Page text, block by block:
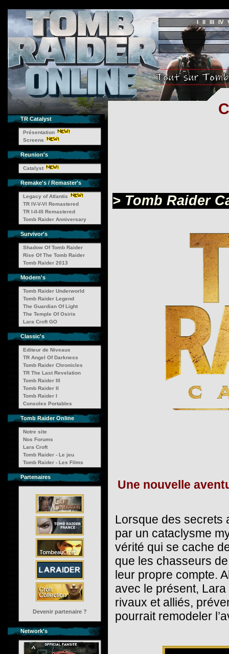
I II III IV
TR Catalyst
Présentation
Screens
Reunion's
Catalyst
Remake's / Remaster's
Legacy of Atlantis
TR IV-V-VI Remastered
TR I-II-III Remastered
Tomb Raider Anniversary
Survivor's
Shadow Of Tomb Raider
Rise Of The Tomb Raider
Tomb Raider 2013
Modern's
Tomb Raider Underworld
Tomb Raider Legend
The Guardian Of Light
The Temple Of Osiris
Lara Croft GO
Classic's
Editeur de Niveaux
TR Angel Of Darkness
Tomb Raider Chronicles
TR The Last Revelation
Tomb Raider III
Tomb Raider II
Tomb Raider I
Consoles Portables
Tomb Raider Online
Notre site
Nos Forums
Lara Croft
Tomb Raider - Le jeu
Tomb Raider - Les Films
Partenaires
Devenir partenaire ?
Network's
> Tomb Raider
Une nouvelle
Lorsque des secrets
par un cataclysme
vérité qui se cache
que les chasseurs
leur propre compte.
avec le présent,
rivaux et alliés,
pourrait remodeler